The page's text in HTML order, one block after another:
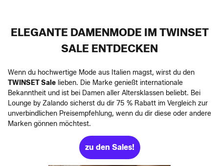
ELEGANTE DAMENMODE IM TWINSET
SALE ENTDECKEN
Wenn du hochwertige Mode aus Italien magst, wirst du den
TWINSET Sale lieben. Die Marke genießt internationale
Bekanntheit und ist bei Damen aller Altersklassen beliebt. Bei
Lounge by Zalando sicherst du dir 75 % Rabatt im Vergleich zur
unverbindlichen Preisempfehlung, wenn du dir diese oder andere
Marken gönnen möchtest.
zu den Sales!